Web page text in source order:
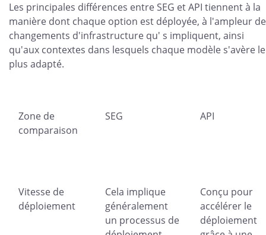
Les principales différences entre SEG et API tiennent à la
manière dont chaque option est déployée, à l'ampleur
changements d'infrastructure qu' s impliquent, ainsi
qu'aux contextes dans lesquels chaque modèle s'avère le
plus adapté.
Zone de
comparaison
SEG API
Vitesse de
déploiement
Cela implique
généralement
un processus de
Conçu pour
accélérer le
déploiement